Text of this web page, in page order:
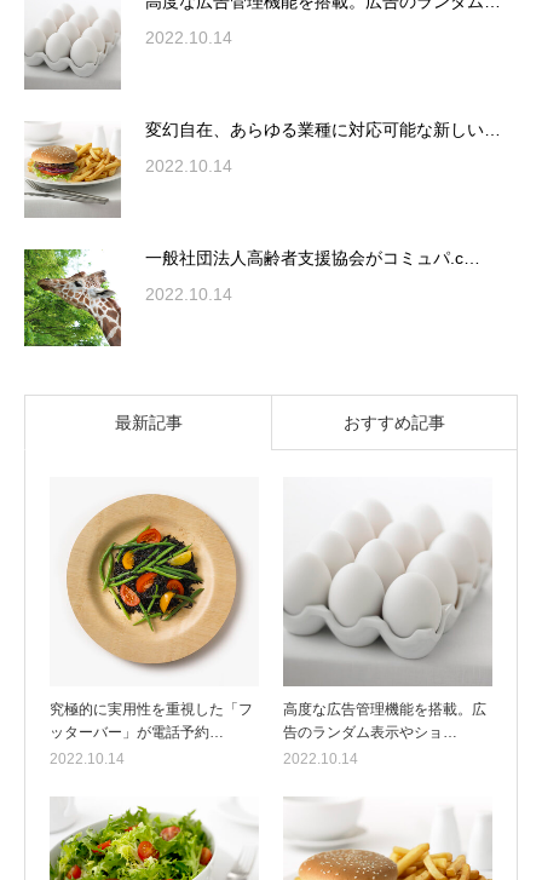
2022.10.14
変幻自在、あらゆる業種に対応可能な新しい…
2022.10.14
一般社団法人高齢者支援協会がコミュパ.c…
2022.10.14
最新記事 おすすめ記事
究極的に実用性を重視した「フ
ッターバー」が電話予約…
2022.10.14
高度な広告管理機能を搭載。広
告のランダム表示やショ…
2022.10.14